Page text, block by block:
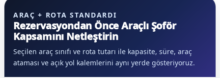
ARAÇ + ROTA STANDARDI
Rezervasyondan Önce Araçlı Şoför
Kapsamını Netleştirin
Seçilen araç sınıfı ve rota tutarı ile kapasite, süre, araç
ataması ve açık yol kalemlerini aynı yerde gösteriyoruz.